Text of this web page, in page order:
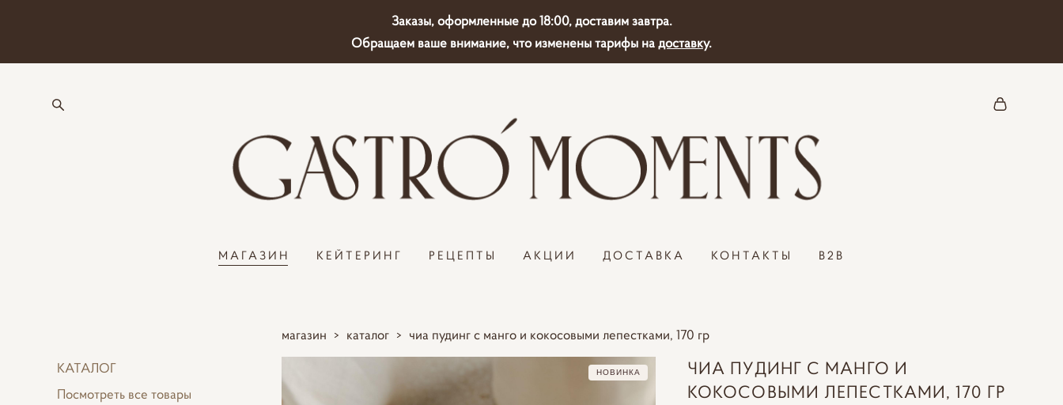
Заказы, оформленные до 18:00, доставим завтра.
Обращаем ваше внимание, что изменены тарифы надоставку.
МАГАЗИН КЕЙТЕРИНГ РЕЦЕПТЫ АКЦИИ ДОСТАВКА КОНТАКТЫ B2B
КАТАЛОГ
Посмотреть все товары
магазин > каталог > чиа пудинг с манго и кокосовыми лепестками, 170 гр
НОВИНКА
ЧИА ПУДИНГ С МАНГО И
КОКОСОВЫМИ ЛЕПЕСТКАМИ, 170 ГР